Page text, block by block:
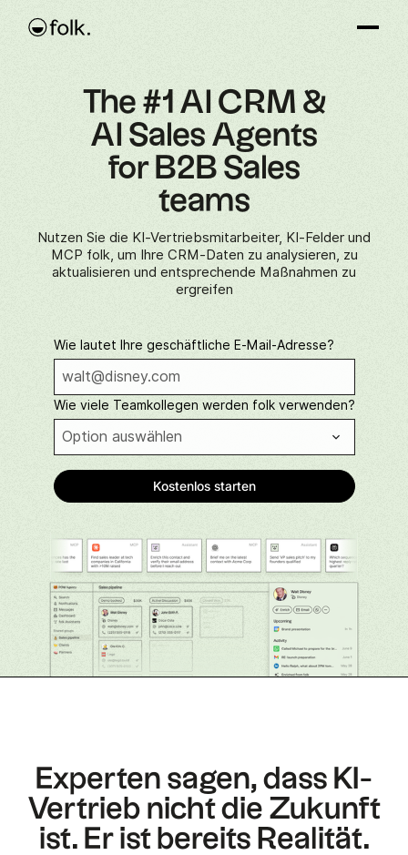
The #1 AI CRM &
AI Sales Agents
for B2B Sales
teams
Nutzen Sie die KI-Vertriebsmitarbeiter, KI-Felder und
MCP folk, um Ihre CRM-Daten zu analysieren, zu
aktualisieren und entsprechende Maßnahmen zu
ergreifen
Wie lautet Ihre geschäftliche E-Mail-Adresse?
Wie viele Teamkollegen werden folk verwenden?
Experten sagen, dass KI-
Vertrieb nicht die Zukunft
ist. Er ist bereits Realität.